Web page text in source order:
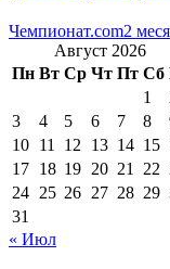
Чемпионат.com2
Август 2026
Пн Вт Ср Чт Пт Сб
1
3
4 5 6 7 8
10 11 12 13 14 15
17 18 19 20 21 22
24 25 26 27 28 29
31
« Июл